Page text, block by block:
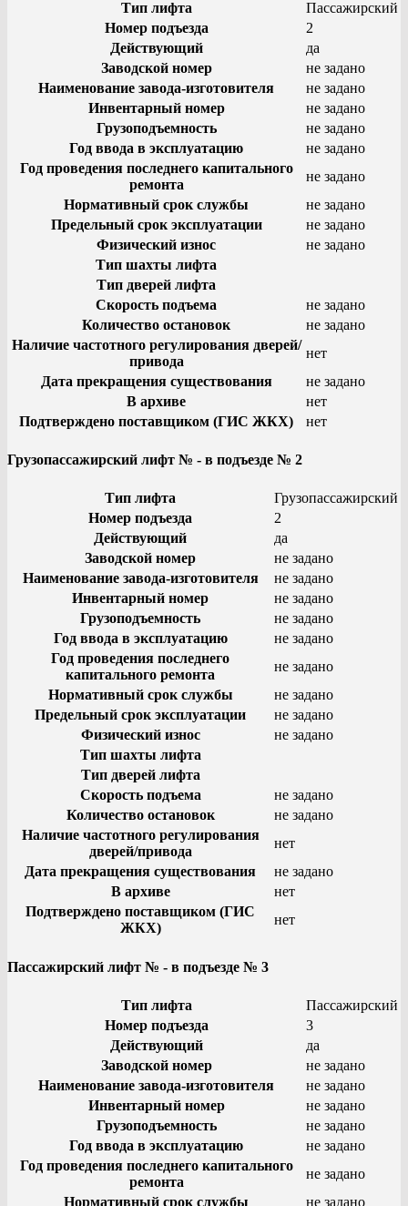
Тип лифта
Пассажирский
Номер подъезда
2
Действующий
да
Заводской номер
не задано
Наименование завода-изготовителя
не задано
Инвентарный номер
не задано
Грузоподъемность
не задано
Год ввода в эксплуатацию
не задано
Год проведения последнего капитального
ремонта
не задано
Нормативный срок службы
не задано
Предельный срок эксплуатации
не задано
Физический износ
не задано
Тип шахты лифта
Тип дверей лифта
Скорость подъема
не задано
Количество остановок
не задано
Наличие частотного регулирования дверей/
привода
нет
Дата прекращения существования
не задано
В архиве
нет
Подтверждено поставщиком (ГИС ЖКХ)
нет
Грузопассажирский лифт № - в подъезде № 2
Тип лифта
Грузопассажирский
Номер подъезда
2
Действующий
да
Заводской номер
не задано
Наименование завода-изготовителя
не задано
Инвентарный номер
не задано
Грузоподъемность
не задано
Год ввода в эксплуатацию
не задано
Год проведения последнего
капитального ремонта
не задано
Нормативный срок службы
не задано
Предельный срок эксплуатации
не задано
Физический износ
не задано
Тип шахты лифта
Тип дверей лифта
Скорость подъема
не задано
Количество остановок
не задано
Наличие частотного регулирования
дверей/привода
нет
Дата прекращения существования
не задано
В архиве
нет
Подтверждено поставщиком (ГИС
ЖКХ)
нет
Пассажирский лифт № - в подъезде № 3
Тип лифта
Пассажирский
Номер подъезда
3
Действующий
да
Заводской номер
не задано
Наименование завода-изготовителя
не задано
Инвентарный номер
не задано
Грузоподъемность
не задано
Год ввода в эксплуатацию
не задано
Год проведения последнего капитального
ремонта
не задано
Нормативный срок службы
не задано